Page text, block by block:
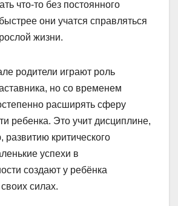
что-то без постоянного
они учатся справляться
жизни.
родители играют роль
но со временем
расширять сферу
ребенка. Это учит дисциплине,
критического
успехи в
создают у ребёнка
силах.